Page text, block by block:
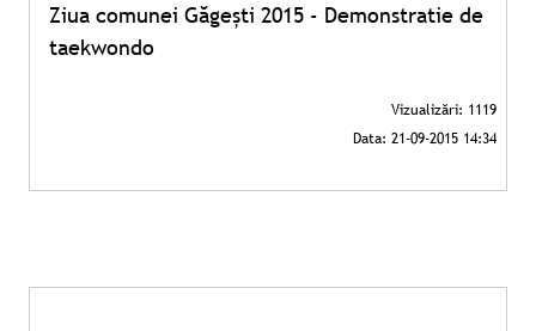
Ziua comunei Găgeşti 2015 - Demonstratie de
taekwondo